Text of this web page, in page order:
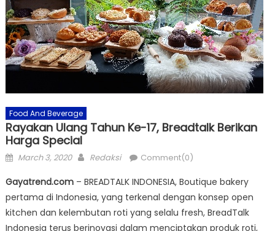
Food And Beverage
Rayakan Ulang Tahun Ke-17, Breadtalk Berikan
Harga Special
Posted
March 3, 2020 Author
Redaksi Comment(0)
Gayatrend.com– BREADTALK INDONESIA, Boutique bakery
pertama di Indonesia, yang terkenal dengan konsep open
kitchen dan kelembutan roti yang selalu fresh, BreadTalk
Indonesia terus berinovasi dalam menciptakan produk roti,